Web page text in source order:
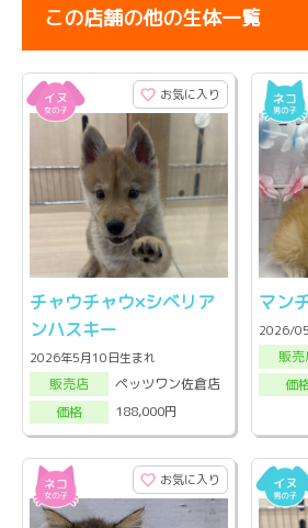
この店舗の他の生体一覧
お気に入り
チャウチャウ×シベリア
ンハスキー
2026年5月10日生まれ
販売店
ペッツワン佐倉店
価格
188,000円
マン
2026/
販売
価
お気に入り